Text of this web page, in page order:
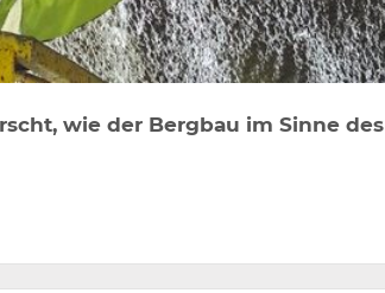
wie der Bergbau im Sinne des